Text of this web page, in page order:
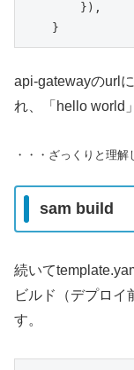
        }),
    }
api-gatewayのurl
れ、「hello world
・・・ざっくりと理解
sam build
続いて
ビルド（デプロイ
す。